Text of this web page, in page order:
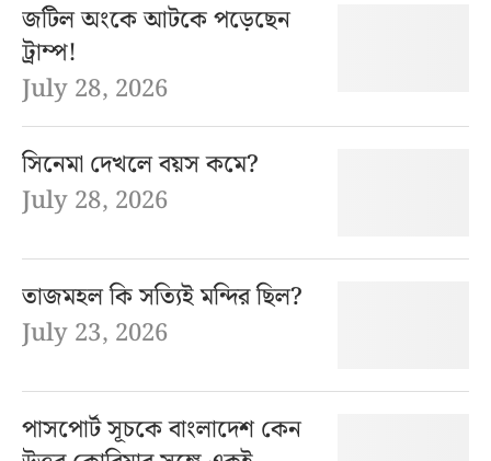
জটিল অংকে আটকে পড়েছেন
ট্রাম্প!
July 28, 2026
সিনেমা দেখলে বয়স কমে?
July 28, 2026
তাজমহল কি সত্যিই মন্দির ছিল?
July 23, 2026
পাসপোর্ট সূচকে বাংলাদেশ কেন